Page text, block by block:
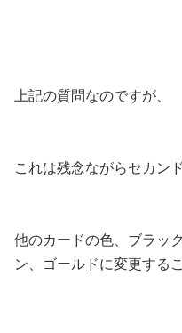
上記の質問なのですが、
これは残念ながらセカン
他のカードの色、ブラッ
ン、ゴールドに変更する